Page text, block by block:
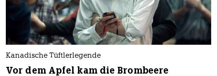
Kanadische Tüftlerlegende
Vor dem Apfel kam die Brombeere